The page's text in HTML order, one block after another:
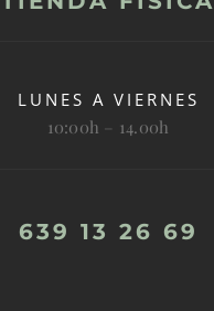
LUNES A VIERNES
10:00h – 14.00h
639 13 26 69